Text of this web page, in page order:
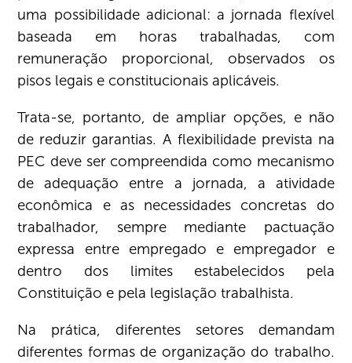
uma possibilidade adicional: a jornada flexível
baseada em horas trabalhadas, com
remuneração proporcional, observados os
pisos legais e constitucionais aplicáveis.
Trata-se, portanto, de ampliar opções, e não
de reduzir garantias. A flexibilidade prevista na
PEC deve ser compreendida como mecanismo
de adequação entre a jornada, a atividade
econômica e as necessidades concretas do
trabalhador, sempre mediante pactuação
expressa entre empregado e empregador e
dentro dos limites estabelecidos pela
Constituição e pela legislação trabalhista.
Na prática, diferentes setores demandam
diferentes formas de organização do trabalho.